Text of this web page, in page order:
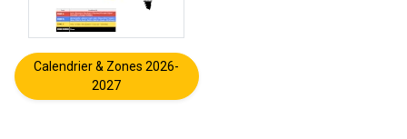
Calendrier & Zones 2026-
2027